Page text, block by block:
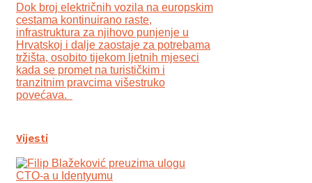
Dok broj električnih vozila na europskim
cestama kontinuirano raste,
infrastruktura za njihovo punjenje u
Hrvatskoj i dalje zaostaje za potrebama
tržišta, osobito tijekom ljetnih mjeseci
kada se promet na turističkim i
tranzitnim pravcima višestruko
povećava.
Vijesti